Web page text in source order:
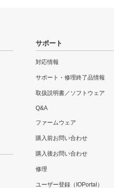
サポート
対応情報
サポート・修理終了品情報
取扱説明書／ソフトウェア
Q&A
ファームウェア
購入前お問い合わせ
購入後お問い合わせ
修理
ユーザー登録（IOPortal）